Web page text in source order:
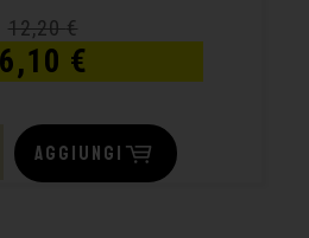
12,20€
6,10 €
AGGIUNGI